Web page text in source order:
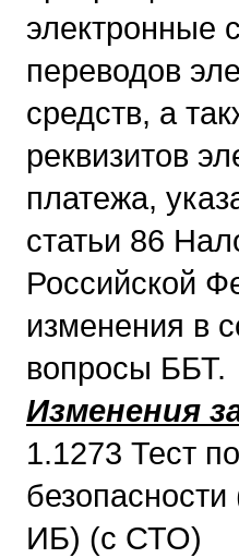
электронные
переводов
средств, а
реквизитов
платежа,
статьи 86
Российской
изменения в
вопросы ББТ.
Изменения
1.1273 Тест
ИБ) (с СТО)